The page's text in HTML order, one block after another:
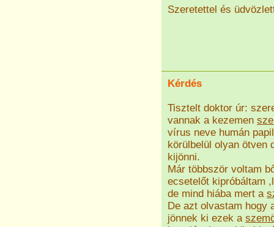
Szeretettel és
Kérdés
Tisztelt doktor úr:
vannak a kezemen
vírus neve humán
körülbelül olyan ötven
kijönni.
Már többször voltam
ecsetelőt kipróbáltam
de mind hiába mert a
De azt olvastam hogy
jönnek ki ezek a